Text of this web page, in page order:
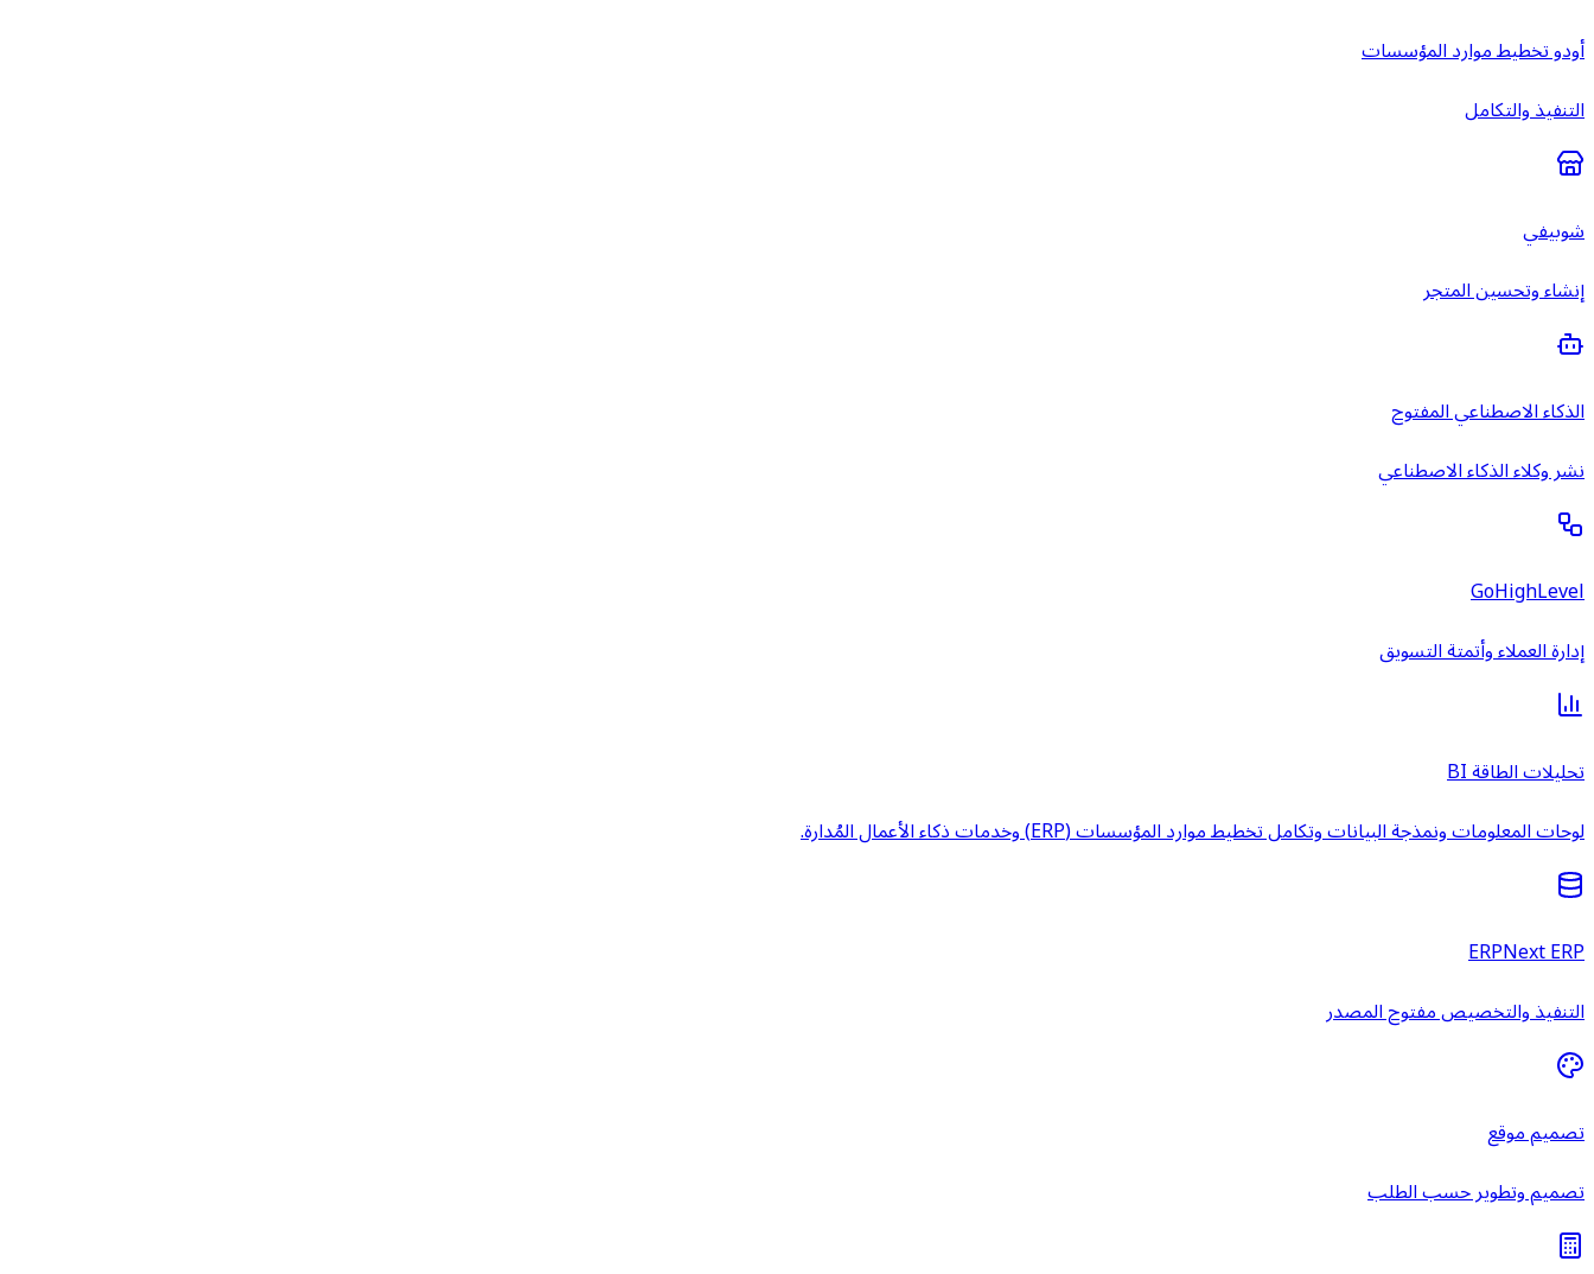
أودو تخطيط موارد المؤسسات
التنفيذ والتكامل
شوبيفي
إنشاء وتحسين المتجر
الذكاء الاصطناعي المفتوح
نشر وكلاء الذكاء الاصطناعي
GoHighLevel
إدارة العملاء وأتمتة التسويق
تحليلات الطاقة BI
لوحات المعلومات ونمذجة البيانات وتكامل تخطيط موارد المؤسسات (ERP) وخدمات ذكاء الأعمال المُدارة.
ERPNext ERP
التنفيذ والتخصيص مفتوح المصدر
تصميم موقع
تصميم وتطوير حسب الطلب